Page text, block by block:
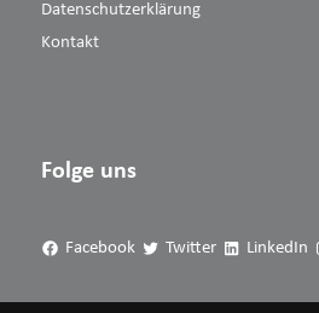
Datenschutzerklärung
Kontakt
Folge uns
Facebook Twitter LinkedIn